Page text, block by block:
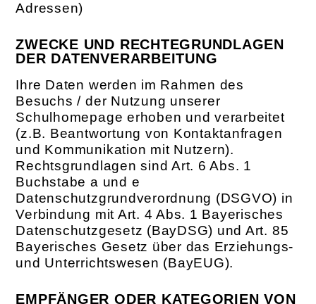
Adressen)
ZWECKE UND RECHTEGRUNDLAGEN
DER DATENVERARBEITUNG
Ihre Daten werden im Rahmen des
Besuchs / der Nutzung unserer
Schulhomepage erhoben und verarbeitet
(z.B. Beantwortung von Kontaktanfragen
und Kommunikation mit Nutzern).
Rechtsgrundlagen sind Art. 6 Abs. 1
Buchstabe a und e
Datenschutzgrundverordnung (DSGVO) in
Verbindung mit Art. 4 Abs. 1 Bayerisches
Datenschutzgesetz (BayDSG) und Art. 85
Bayerisches Gesetz über das Erziehungs-
und Unterrichtswesen (BayEUG).
EMPFÄNGER ODER KATEGORIEN VON